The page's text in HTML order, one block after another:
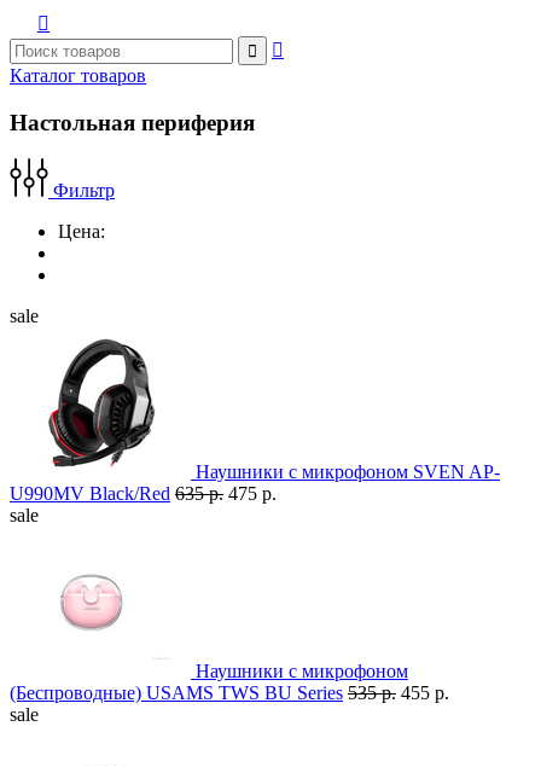



Каталог товаров
Настольная периферия
Фильтр
Цена:
sale
Наушники с микрофоном SVEN AP-
U990MV Black/Red 635 р. 475 р.
sale
Наушники с микрофоном
(Беспроводные) USAMS TWS BU Series 535 р. 455 р.
sale